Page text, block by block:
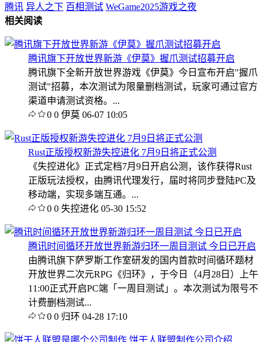
腾讯 异人之下 百相测试 WeGame2025游戏之夜
相关阅读
腾讯旗下开放世界新游《伊莫》握爪测试招募开启
腾讯旗下全新开放世界游戏《伊莫》今日宣布开启"握爪
测试"招募，本次测试为限量删档测试，玩家可通过官方
渠道申请测试资格。...
0 0 伊莫 06-07 10:05
Rust正版授权新游失控进化 7月9日将正式公测
《失控进化》正式定档7月9日开启公测，该作获得Rust
正版玩法授权，由腾讯代理发行，届时将同步登陆PC及
移动端，实现多端互通。...
0 0 失控进化 05-30 15:52
腾讯时间循环开放世界新游归环一周目测试 今日已开启
由腾讯旗下萨罗斯工作室研发的国内首款时间循环题材
开放世界二次元RPG《归环》，于今日（4月28日）上午
11:00正式开启PC端「一周目测试」。本次测试为限号不
计费删档测试...
0 0 归环 04-28 17:10